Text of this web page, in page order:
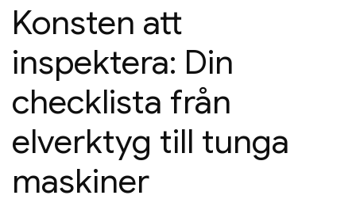
Konsten att
inspektera: Din
checklista från
elverktyg till tunga
maskiner